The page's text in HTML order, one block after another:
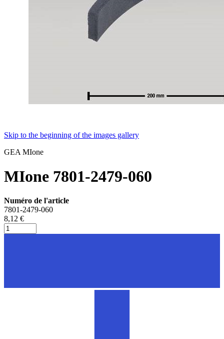
Skip to the beginning of the images gallery
GEA MIone
MIone 7801-2479-060
Numéro de l'article
7801-2479-060
8,12 €